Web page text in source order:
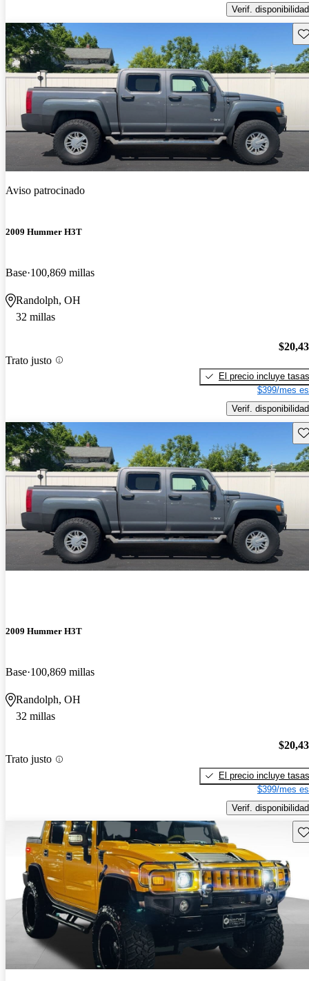
Verif. disponibilidad
Aviso patrocinado
2009 Hummer H3T
Base 100,869 millas
Randolph, OH
32 millas
Trato justo
El precio incluye tasas
$399/mes
Verif. disponibilidad
2009 Hummer H3T
Base 100,869 millas
Randolph, OH
32 millas
Trato justo
El precio incluye tasas
$399/mes
Verif. disponibilidad